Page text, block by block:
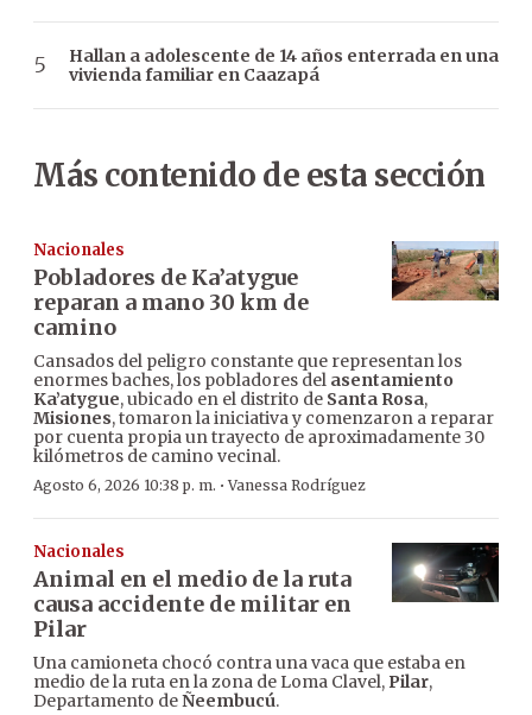
Hallan a adolescente de 14 años enterrada en una
vivienda familiar en Caazapá
Más contenido de esta sección
Nacionales
Pobladores de Ka’atygue
reparan a mano 30 km de
camino
Cansados del peligro constante que representan los
enormes baches, los pobladores del asentamiento
Ka’atygue, ubicado en el distrito de Santa Rosa,
Misiones, tomaron la iniciativa y comenzaron a reparar
por cuenta propia un trayecto de aproximadamente 30
kilómetros de camino vecinal.
Agosto 6, 2026 10:38 p. m. ·Vanessa Rodríguez
Nacionales
Animal en el medio de la ruta
causa accidente de militar en
Pilar
Una camioneta chocó contra una vaca que estaba en
medio de la ruta en la zona de Loma Clavel, Pilar,
Departamento deÑeembucú.